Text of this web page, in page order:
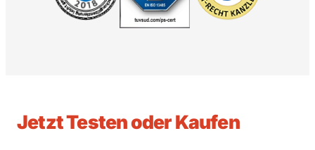
Jetzt Testen oder Kaufen